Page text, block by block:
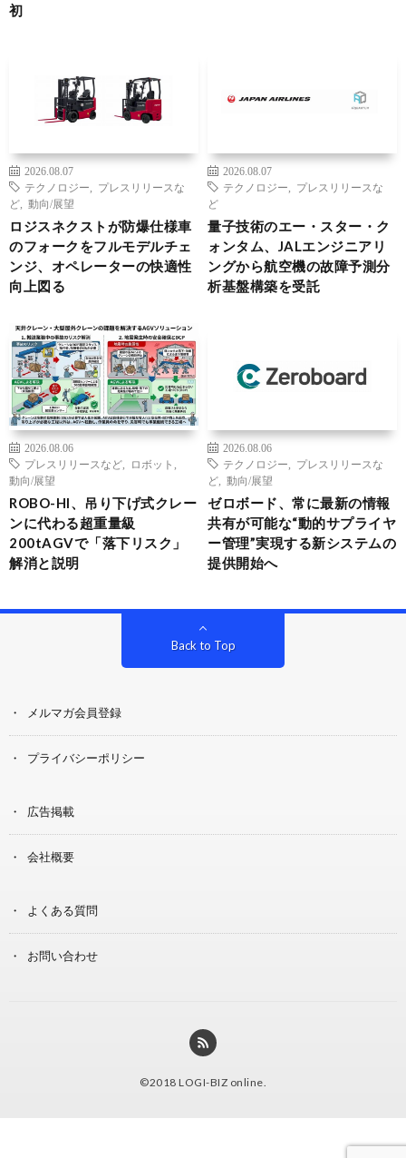
初
2026.08.07
テクノロジー
プレスリリースな
ど
動向/展望
ロジスネクストが防爆仕様車
のフォークをフルモデルチェ
ンジ、オペレーターの快適性
向上図る
2026.08.07
テクノロジー
プレスリリースな
ど
量子技術のエー・スター・ク
ォンタム、JALエンジニアリ
ングから航空機の故障予測分
析基盤構築を受託
2026.08.06
プレスリリースなど
ロボット
動向/展望
ROBO-HI、吊り下げ式クレー
ンに代わる超重量級
200tAGVで「落下リスク」
解消と説明
2026.08.06
テクノロジー
プレスリリースな
ど
動向/展望
ゼロボード、常に最新の情報
共有が可能な“動的サプライヤ
ー管理”実現する新システムの
提供開始へ
Back to Top
メルマガ会員登録
プライバシーポリシー
広告掲載
会社概要
よくある質問
お問い合わせ
©2018 LOGI-BIZ online